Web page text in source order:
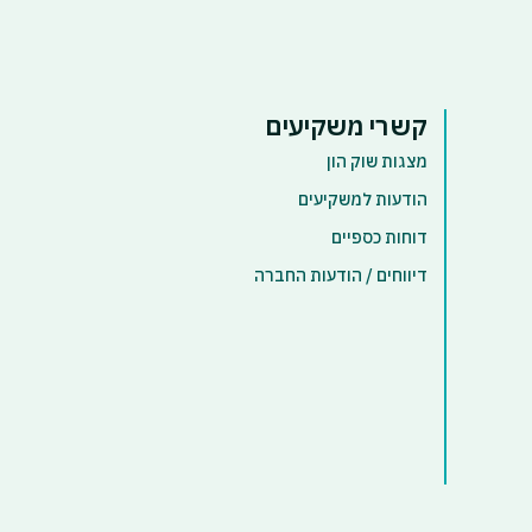
קשרי משקיעים
מצגות שוק הון
הודעות למשקיעים
דוחות כספיים
דיווחים / הודעות החברה